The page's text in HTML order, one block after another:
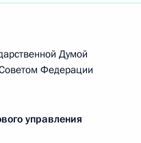
Думой
Федерации
управления